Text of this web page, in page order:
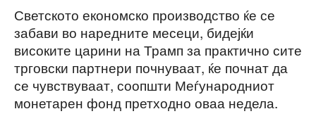
Светското економско производство ќе се
забави во наредните месеци, бидејќи
високите царини на Трамп за практично сите
трговски партнери почнуваат, ќе почнат да
се чувствуваат, соопшти Меѓународниот
монетарен фонд претходно оваа недела.